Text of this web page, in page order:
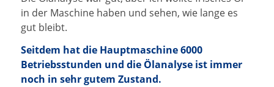
in der Maschine haben und sehen, wie lange es
gut bleibt.
Seitdem hat die Hauptmaschine 6000
Betriebsstunden und die Ölanalyse ist immer
noch in sehr gutem Zustand.